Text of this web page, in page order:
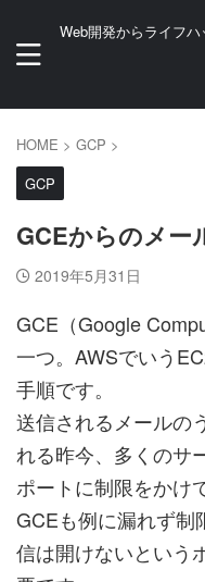
Web開発からライフ
HOME > GCP >
GCP
GCEからのメー
2019年5月31日
GCE（Google
一つ。AWSでいう
手順です。
送信されるメールの
れる昨今、多くのサ
ポートに制限をかけ
GCEも例に漏れず制
信は開けないという